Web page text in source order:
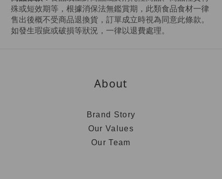
殊或短效期等，根據消保法無鑑賞期，此類食品食材一律
售出後概不受商品退換貨，訂單成立時視為同意此條款。
如發生瑕疵或破損等狀況，一律以退費處理。
About
Brand Story
Our Values
Our Team